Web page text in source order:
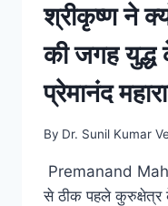
श्रीकृष्ण ने
की जगह युद्ध
प्रेमानंद
By Dr. Sunil Kumar
Premanand
से ठीक पहले कुरुक्षेत्र